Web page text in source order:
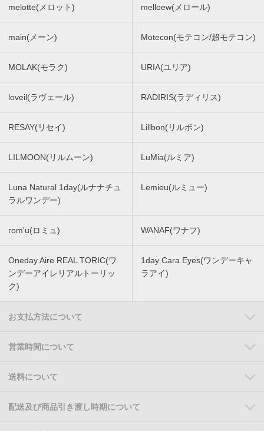
melotte(メロット) melloew(メロール)
main(メーン) Motecon(モテコン/超モテコン)
MOLAK(モラク) URIA(ユリア)
loveil(ラヴェール) RADIRIS(ラディリス)
RESAY(リセイ) Lillbon(リルボン)
LILMOON(リルムーン) LuMia(ルミア)
Luna Natural 1day(ルナナチュ
ラルワンデー)
Lemieu(ルミュー)
rom'u(ロミュ) WANAF(ワナフ)
Oneday Aire REAL TORIC(ワ
ンデーアイレリアルトーリッ
ク)
1day Cara Eyes(ワンデーキャ
ラアイ)
お支払方法について
営業時間について
送料について
配送及び商品引き渡し時期について